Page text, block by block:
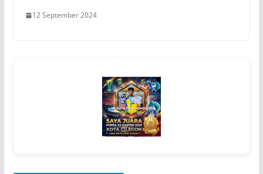
12 September 2024